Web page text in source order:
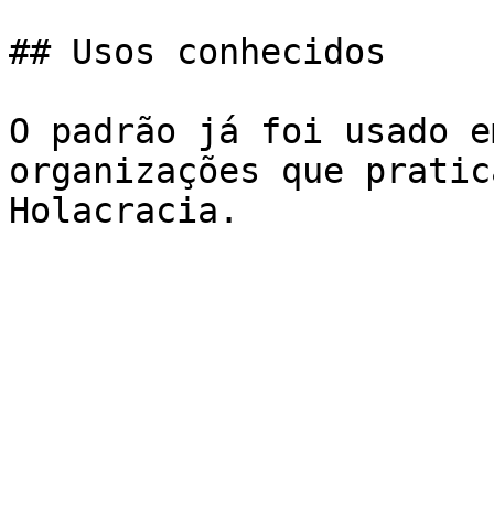
## Usos conhecidos
O padrão já foi usado
organizações que